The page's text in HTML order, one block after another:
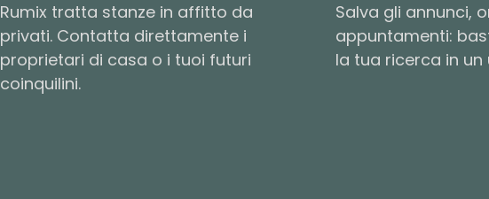
Rumix tratta stanze in affitto da
privati. Contatta direttamente i
proprietari di casa o i tuoi futuri
coinquilini.
Salva gli annunci,
appuntamenti:
la tua ricerca in un